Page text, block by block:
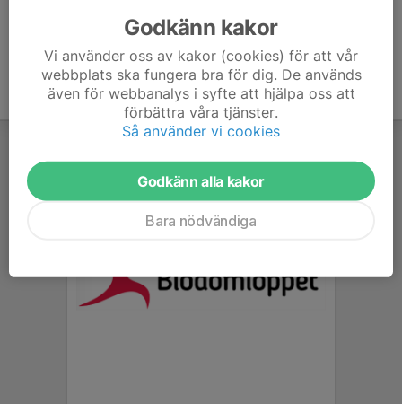
Godkänn kakor
Vi använder oss av kakor (cookies) för att vår
webbplats ska fungera bra för dig. De används
även för webbanalys i syfte att hjälpa oss att
förbättra våra tjänster.
Så använder vi cookies
Godkänn alla kakor
Bara nödvändiga